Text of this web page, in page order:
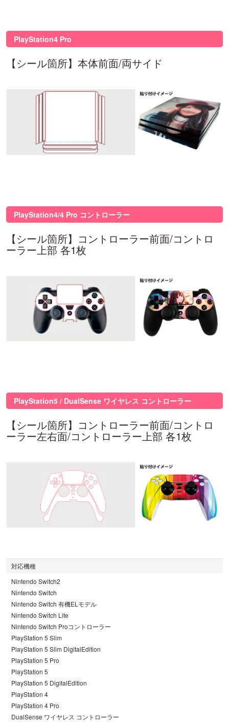
PlayStation4 Pro
【シール箇所】本体前面/両サイド
PlayStation4/4 Pro コントローラー
【シール箇所】コントローラー前面/コントロ
ーラー上部 各1枚
PlayStation5 / DualSense ワイヤレス コントローラー
【シール箇所】コントローラー前面/コントロ
ーラー左右面/コントローラー上部 各1枚
対応機種
Nintendo Switch2
Nintendo Switch
Nintendo Switch 有機ELモデル
Nintendo Switch Lite
Nintendo Switch Proコントローラー
PlayStation 5 Slim
PlayStation 5 Slim DigitalEdition
PlayStation 5 Pro
PlayStation 5
PlayStation 5 DigitalEdition
PlayStation 4
PlayStation 4 Pro
DualSense ワイヤレス コントローラー